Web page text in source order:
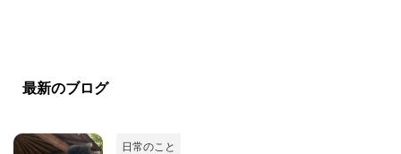
最新のブログ
日常のこと